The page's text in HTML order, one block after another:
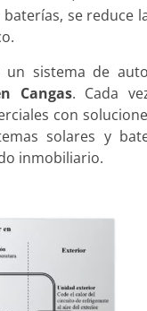
se reduce
un sistema de
Cangas. Cada
con
solares y
inmobiliario.